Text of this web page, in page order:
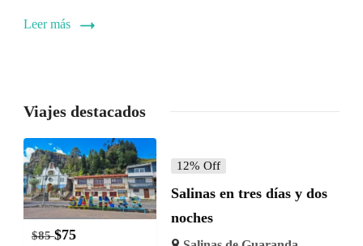
Leer más
Viajes destacados
$85 $75
12% Off
Salinas en tres días y dos
noches